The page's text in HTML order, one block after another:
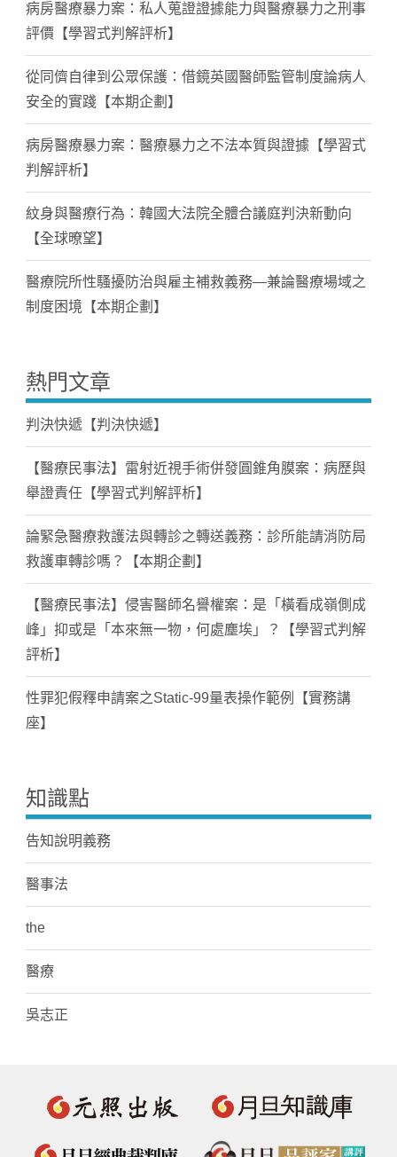
病房醫療暴力案：私人蒐證證據能力與醫療暴力之刑事
評價【學習式判解評析】
從同儕自律到公眾保護：借鏡英國醫師監管制度論病人
安全的實踐【本期企劃】
病房醫療暴力案：醫療暴力之不法本質與證據【學習式
判解評析】
紋身與醫療行為：韓國大法院全體合議庭判決新動向
【全球暸望】
醫療院所性騷擾防治與雇主補救義務—兼論醫療場域之
制度困境【本期企劃】
熱門文章
判決快遞【判決快遞】
【醫療民事法】雷射近視手術併發圓錐角膜案：病歷與
舉證責任【學習式判解評析】
論緊急醫療救護法與轉診之轉送義務：診所能請消防局
救護車轉診嗎？【本期企劃】
【醫療民事法】侵害醫師名譽權案：是「橫看成嶺側成
峰」抑或是「本來無一物，何處塵埃」？【學習式判解
評析】
性罪犯假釋申請案之Static-99量表操作範例【實務講
座】
知識點
告知說明義務
醫事法
the
醫療
吳志正